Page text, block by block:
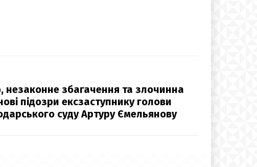
незаконне збагачення та злочинна
підозри ексзаступнику голови
суду Артуру Ємельянову